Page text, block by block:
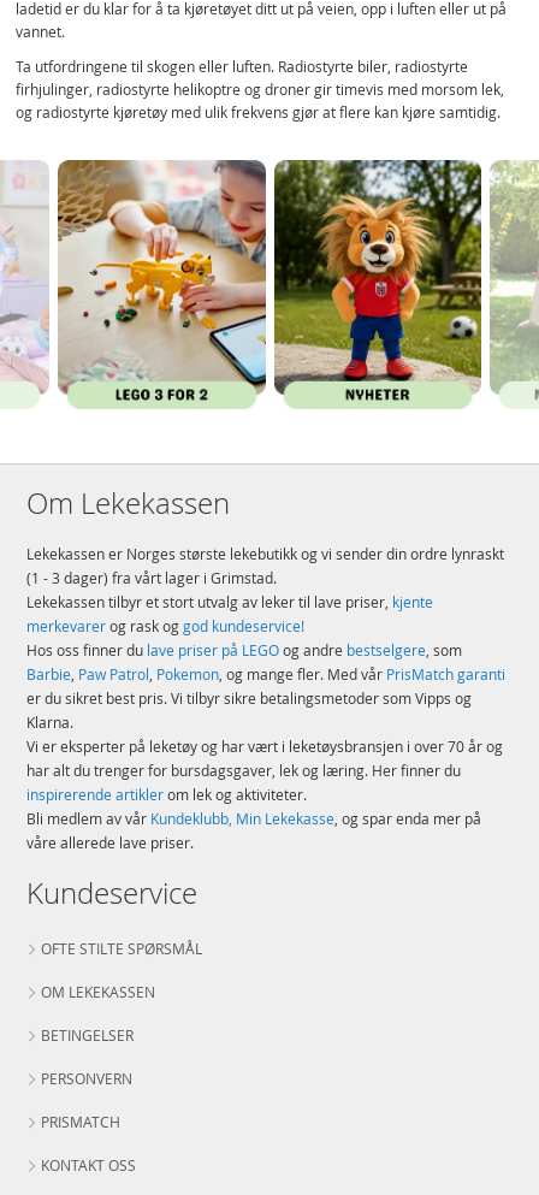
ladetid er du klar for å ta kjøretøyet ditt ut på veien, opp i luften eller ut på
vannet.
Ta utfordringene til skogen eller luften. Radiostyrte biler, radiostyrte
firhjulinger, radiostyrte helikoptre og droner gir timevis med morsom lek,
og radiostyrte kjøretøy med ulik frekvens gjør at flere kan kjøre samtidig.
Om Lekekassen
Lekekassen er Norges største lekebutikk og vi sender din ordre lynraskt
(1 - 3 dager) fra vårt lager i Grimstad.
Lekekassen tilbyr et stort utvalg av leker til lave priser, kjente
merkevarerog rask oggod kundeservice!
Hos oss finner du lave priser på LEGOog andre bestselgere , som
Barbie Paw Patrol Pokemon , og mange fler. Med vår PrisMatch garanti
er du sikret best pris. Vi tilbyr sikre betalingsmetoder som Vipps og
Klarna.
Vi er eksperter på leketøy og har vært i leketøysbransjen i over 70 år og
har alt du trenger for bursdagsgaver, lek og læring. Her finner du
inspirerende artiklerom lek og aktiviteter.
Bli medlem av vår Kundeklubb, Min Lekekasse , og spar enda mer på
våre allerede lave priser.
Kundeservice
OFTE STILTE SPØRSMÅL
OM LEKEKASSEN
BETINGELSER
PERSONVERN
PRISMATCH
KONTAKT OSS